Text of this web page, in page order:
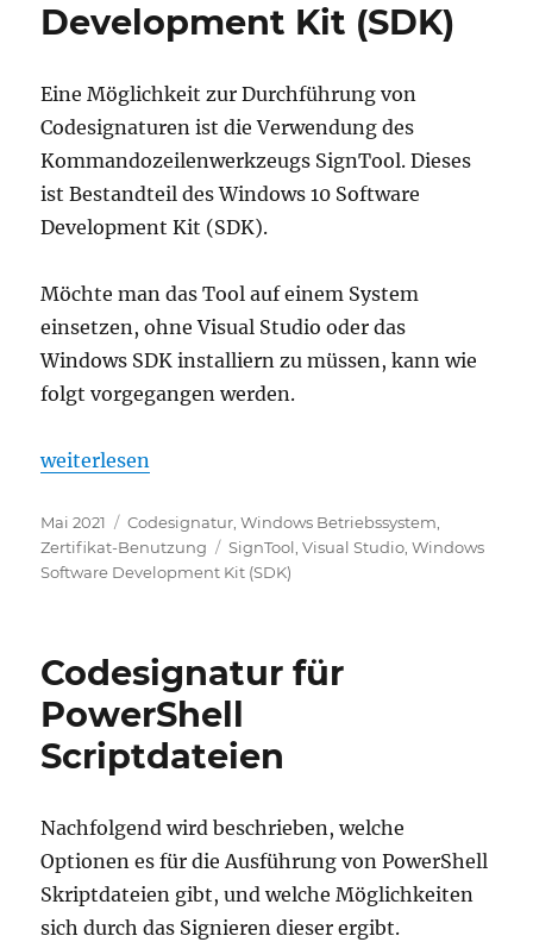
mit
Fehlercode
(ERROR_BAD_FORMAT)
Development Kit (SDK)
Eine Möglichkeit zur Durchführung von
Codesignaturen ist die Verwendung des
Kommandozeilenwerkzeugs SignTool. Dieses
ist Bestandteil des Windows 10 Software
Development Kit (SDK).
Möchte man das Tool auf einem System
einsetzen, ohne Visual Studio oder das
Windows SDK installiern zu müssen, kann wie
folgt vorgegangen werden.
„SignTool Installation ohne Installation des
weiterlesen
Veröffentlicht
am
Mai 2021 Kategorien
Codesignatur ,Windows Betriebssystem
Zertifikat-Benutzung
Schlagwörter
SignTool ,Visual Studio ,Windows
Software Development Kit (SDK)
Codesignatur für
PowerShell
Scriptdateien
Nachfolgend wird beschrieben, welche
Optionen es für die Ausführung von PowerShell
Skriptdateien gibt, und welche Möglichkeiten
sich durch das Signieren dieser ergibt.